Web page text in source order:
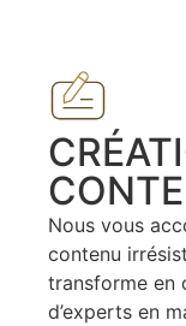
Nous vous
contenu
transforme en
d’experts en